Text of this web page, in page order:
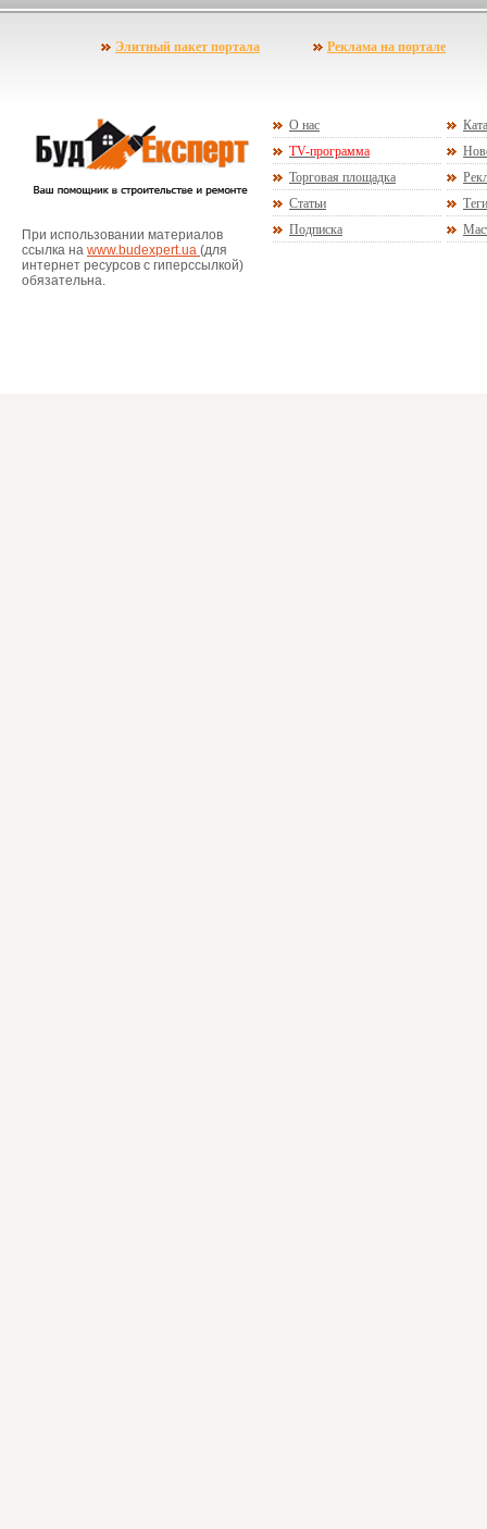
Элитный пакет портала Реклама на портале
При использовании материалов
ссылка на www.budexpert.ua (для
интернет ресурсов с гиперссылкой)
обязательна.
О нас
TV-программа
Торговая площадка
Статьи
Теги
Подписка